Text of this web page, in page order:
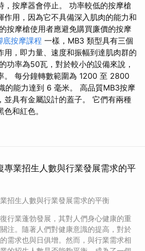
，按摩器會停止。 功率較低的按摩槍
作用，因為它不具備深入肌肉的能力和
按摩槍使用者應避免購買廉價的按摩
底按摩課程 一樣，MB3 類型具有三個
用，即力量、速度和振幅到達肌肉群的
功率為50瓦，對於較小的設備來說，
。 每分鐘轉數範圍為 1200 至 2800
的能力達到 6 毫米。 高品質MB3按摩
並具有金屬設計的蓋子。 它們有兩種
和紅色。
專業招生人數與行業發展需求的平
招生人數與行業發展需求的平衡
行業蓬勃發展，其對人們身心健康的重
注。隨著人們對健康意識的提高，對於
需求也與日俱增。然而，與行業需求相